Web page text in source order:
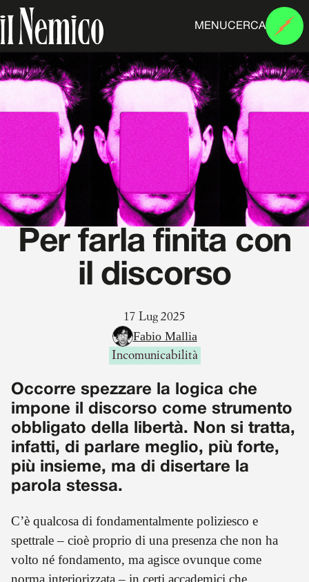
MENUCERCA
Per farla finita con
il discorso
17 Lug 2025
Fabio Mallia
Incomunicabilità
Occorre spezzare la logica che
impone il discorso come strumento
obbligato della libertà. Non si tratta,
infatti, di parlare meglio, più forte,
più insieme, ma di disertare la
parola stessa.
C’è qualcosa di fondamentalmente poliziesco e
spettrale – cioè proprio di una presenza che non ha
volto né fondamento, ma agisce ovunque come
norma interiorizzata – in certi accademici che